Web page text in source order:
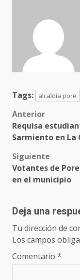
Tags: alcaldía pore
Post
Anterior
Requisa
Sarmiento en La
Siguiente
Votantes de
en el municipio
Deja una
Tu dirección de
Los campos
Comentario *